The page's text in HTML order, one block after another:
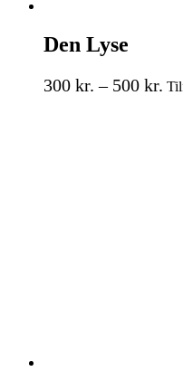
Den Lyse
300 kr. – 500 kr.